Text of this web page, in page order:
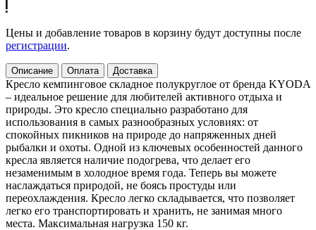
Цены и добавление товаров в корзину будут доступны после
регистрации.
Описание Оплата Доставка
Кресло кемпинговое складное полукруглое от бренда KYODA
– идеальное решение для любителей активного отдыха и
природы. Это кресло специально разработано для
использования в самых разнообразных условиях: от
спокойных пикников на природе до напряженных дней
рыбалки и охоты. Одной из ключевых особенностей данного
кресла является наличие подогрева, что делает его
незаменимым в холодное время года. Теперь вы можете
наслаждаться природой, не боясь простуды или
переохлаждения. Кресло легко складывается, что позволяет
легко его транспортировать и хранить, не занимая много
места. Максимальная нагрузка 150 кг.